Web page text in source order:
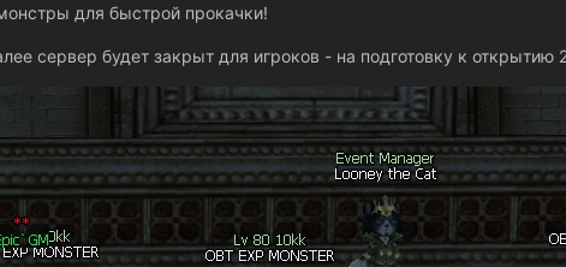
для быстрой прокачки!
сервер будет закрыт для игроков - на подготовку к